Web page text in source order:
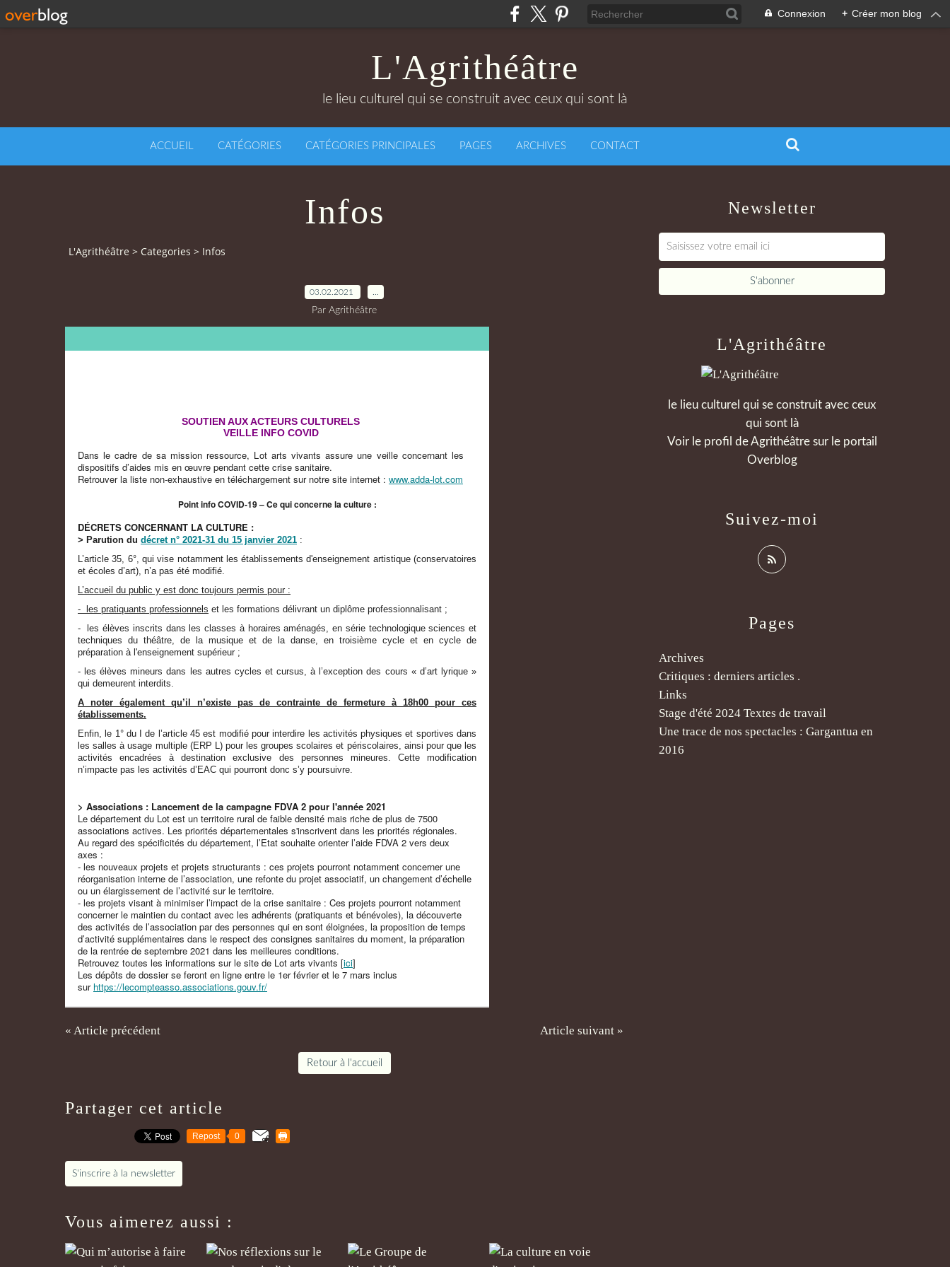
Connexion + Créer mon blog
L'Agrithéâtre
le lieu culturel qui se construit avec ceux qui sont là
ACCUEIL CATÉGORIES CATÉGORIES PRINCIPALES PAGES ARCHIVES CONTACT
Infos
L'Agrithéâtre > Categories > Infos
03.02.2021
Par Agrithéâtre
SOUTIEN AUX ACTEURS CULTURELS
VEILLE INFO COVID
Dans le cadre de sa mission ressource, Lot arts vivants assure une veille concernant les
dispositifs d’aides mis en œuvre pendant cette crise sanitaire.
Retrouver la liste non-exhaustive en téléchargement sur notre site internet : www.adda-lot.com
Point info COVID-19 – Ce qui concerne la culture :
DÉCRETS CONCERNANT LA CULTURE :
> Parution du décret n° 2021-31 du 15 janvier 2021 :
L’article 35, 6°, qui vise notamment les établissements d'enseignement artistique (conservatoires
et écoles d’art), n’a pas été modifié.
L’accueil du public y est donc toujours permis pour :
- les pratiquants professionnels et les formations délivrant un diplôme professionnalisant ;
- les élèves inscrits dans les classes à horaires aménagés, en série technologique sciences et
techniques du théâtre, de la musique et de la danse, en troisième cycle et en cycle de
préparation à l'enseignement supérieur ;
- les élèves mineurs dans les autres cycles et cursus, à l’exception des cours « d’art lyrique »
qui demeurent interdits.
A noter également qu’il n’existe pas de contrainte de fermeture à 18h00 pour ces
établissements.
Enfin, le 1° du I de l’article 45 est modifié pour interdire les activités physiques et sportives dans
les salles à usage multiple (ERP L) pour les groupes scolaires et périscolaires, ainsi pour que les
activités encadrées à destination exclusive des personnes mineures. Cette modification
n’impacte pas les activités d’EAC qui pourront donc s’y poursuivre.
> Associations : Lancement de la campagne FDVA 2 pour l'année 2021
Le département du Lot est un territoire rural de faible densité mais riche de plus de 7500
associations actives. Les priorités départementales s'inscrivent dans les priorités régionales.
Au regard des spécificités du département, l’Etat souhaite orienter l’aide FDVA 2 vers deux
axes :
- les nouveaux projets et projets structurants : ces projets pourront notamment concerner une
réorganisation interne de l’association, une refonte du projet associatif, un changement d’échelle
ou un élargissement de l’activité sur le territoire.
- les projets visant à minimiser l’impact de la crise sanitaire : Ces projets pourront notamment
concerner le maintien du contact avec les adhérents (pratiquants et bénévoles), la découverte
des activités de l’association par des personnes qui en sont éloignées, la proposition de temps
d’activité supplémentaires dans le respect des consignes sanitaires du moment, la préparation
de la rentrée de septembre 2021 dans les meilleures conditions.
Retrouvez toutes les informations sur le site de Lot arts vivants [ici]
Les dépôts de dossier se feront en ligne entre le 1er février et le 7 mars inclus
sur https://lecompteasso.associations.gouv.fr/
« Article précédent Article suivant »
Retour à l'accueil
Partager cet article
Repost 0
S'inscrire à la newsletter
Vous aimerez aussi :
Newsletter
Pages
Archives
Critiques : derniers articles .
Links
Stage d'été 2024 Textes de travail
Une trace de nos spectacles : Gargantua en
2016
L'Agrithéâtre
le lieu culturel qui se construit avec ceux
qui sont là
Voir le profil deAgrithéâtresur le portail
Overblog
Suivez-moi